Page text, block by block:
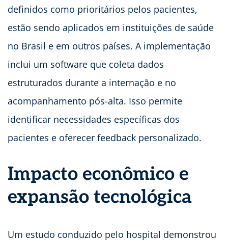
definidos como prioritários pelos pacientes,
estão sendo aplicados em instituições de saúde
no Brasil e em outros países. A implementação
inclui um software que coleta dados
estruturados durante a internação e no
acompanhamento pós-alta. Isso permite
identificar necessidades específicas dos
pacientes e oferecer feedback personalizado.
Impacto econômico e
expansão tecnológica
Um estudo conduzido pelo hospital demonstrou